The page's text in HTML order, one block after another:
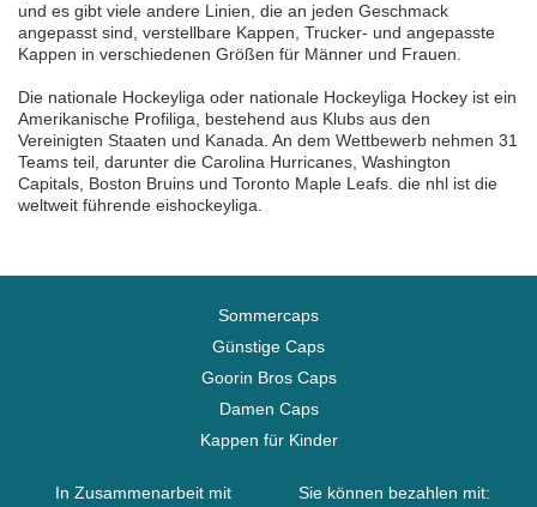
und es gibt viele andere Linien, die an jeden Geschmack
angepasst sind, verstellbare Kappen, Trucker- und angepasste
Kappen in verschiedenen Größen für Männer und Frauen.
Die nationale Hockeyliga oder nationale Hockeyliga Hockey ist ein
Amerikanische Profiliga, bestehend aus Klubs aus den
Vereinigten Staaten und Kanada. An dem Wettbewerb nehmen 31
Teams teil, darunter die Carolina Hurricanes, Washington
Capitals, Boston Bruins und Toronto Maple Leafs. die nhl ist die
weltweit führende eishockeyliga.
Sommercaps
Günstige Caps
Goorin Bros Caps
Damen Caps
Kappen für Kinder
In Zusammenarbeit mit
Sie können bezahlen mit: